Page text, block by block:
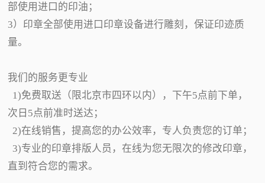
部使用进口的印油；
3）印章全部使用进口印章设备进行雕刻，保证印迹质
量。
我们的服务更专业
1)免费取送（限北京市四环以内），下午5点前下单，
次日5点前准时送达；
2)在线销售，提高您的办公效率，专人负责您的订单；
3)专业的印章排版人员，在线为您无限次的修改印章，
直到符合您的需求。